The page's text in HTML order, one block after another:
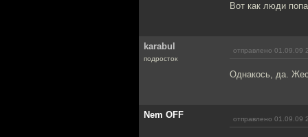
Вот как люди
karabul
подросток
отправлено 01.09.09
Однакось, да.
Nem OFF отправлено 01.09.09